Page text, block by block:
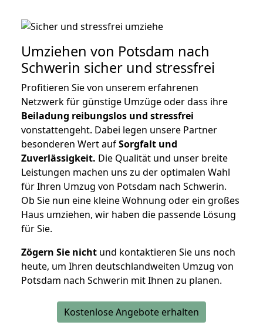
Umziehen von Potsdam nach
Schwerin sicher und stressfrei
Profitieren Sie von unserem erfahrenen
Netzwerk für günstige Umzüge oder dass ihre
Beiladung reibungslos und stressfrei
vonstattengeht. Dabei legen unsere Partner
besonderen Wert aufSorgfalt und
Zuverlässigkeit. Die Qualität und unser breite
Leistungen machen uns zu der optimalen Wahl
für Ihren Umzug von Potsdam nach Schwerin.
Ob Sie nun eine kleine Wohnung oder ein großes
Haus umziehen, wir haben die passende Lösung
für Sie.
Zögern Sie nicht und kontaktieren Sie uns noch
heute, um Ihren deutschlandweiten Umzug von
Potsdam nach Schwerin mit Ihnen zu planen.
Kostenlose Angebote erhalten